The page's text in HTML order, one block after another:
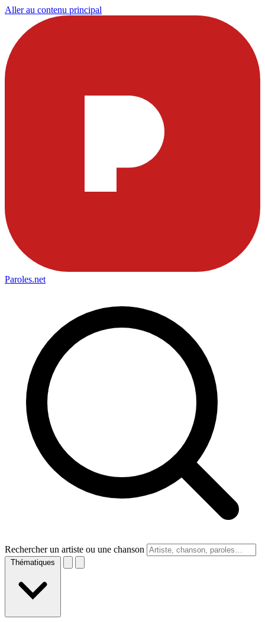
Aller au contenu principal
Paroles.net
Rechercher un artiste ou une chanson
Thématiques